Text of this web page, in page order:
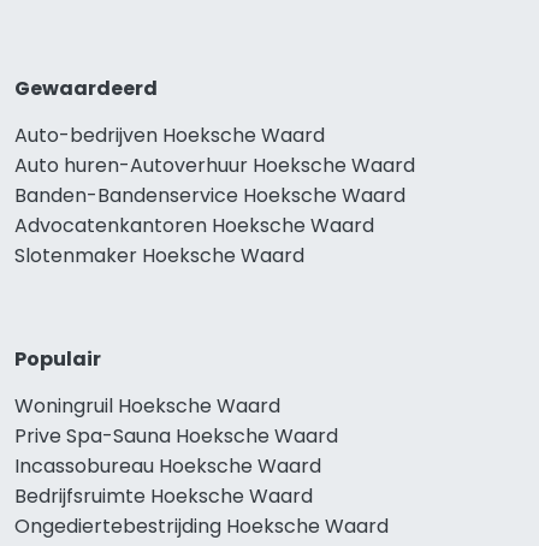
Gewaardeerd
Auto-bedrijven Hoeksche Waard
Auto huren-Autoverhuur Hoeksche Waard
Banden-Bandenservice Hoeksche Waard
Advocatenkantoren Hoeksche Waard
Slotenmaker Hoeksche Waard
Populair
Woningruil Hoeksche Waard
Prive Spa-Sauna Hoeksche Waard
Incassobureau Hoeksche Waard
Bedrijfsruimte Hoeksche Waard
Ongediertebestrijding Hoeksche Waard